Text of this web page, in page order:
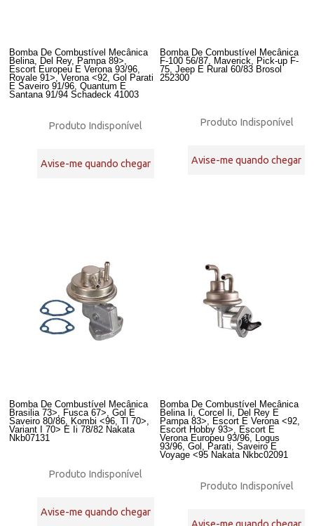
Bomba De Combustível Mecânica
Belina, Del Rey, Pampa 89>,
Escort Europeu E Verona 93/96,
Royale 91>, Verona <92, Gol Parati
E Saveiro 91/96, Quantum E
Santana 91/94 Schadeck 41003
Produto Indisponível
Avise-me quando chegar
Bomba De Combustível Mecânica
F-100 56/87, Maverick, Pick-up F-
75, Jeep E Rural 60/83 Brosol
252300
Produto Indisponível
Avise-me quando chegar
Bomba De Combustível Mecânica
Brasilia 73>, Fusca 67>, Gol E
Saveiro 80/86, Kombi <96, Tl 70>,
Variant I 70> E Ii 78/82 Nakata
Nkb07131
Produto Indisponível
Avise-me quando chegar
Bomba De Combustível Mecânica
Belina Ii, Corcel Ii, Del Rey E
Pampa 83>, Escort E Verona <92,
Escort Hobby 93>, Escort E
Verona Europeu 93/96, Logus
93/96, Gol, Parati, Saveiro E
Voyage <95 Nakata Nkbc02091
Produto Indisponível